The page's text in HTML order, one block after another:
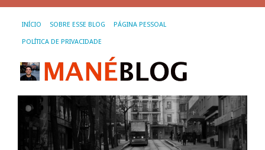
INÍCIO SOBRE ESSE BLOG PÁGINA PESSOAL
POLÍTICA DE PRIVACIDADE